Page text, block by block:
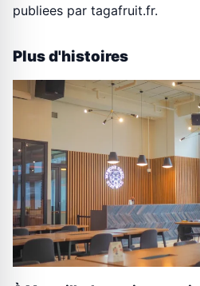
publiees par tagafruit.fr.
Plus d'histoires